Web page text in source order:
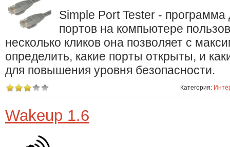
Simple Port Tester -
портов на компьютере
несколько кликов она позволяет с
определить, какие порты открыты, и
для повышения уровня безопасности.
Категория:
Wakeup 1.6